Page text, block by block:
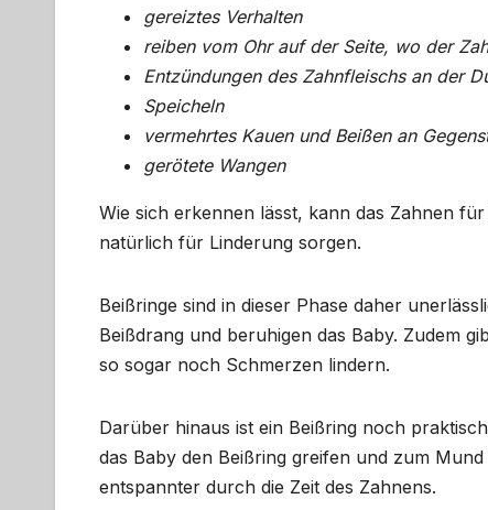
gereiztes Verhalten
reiben vom Ohr auf der Seite, wo der
Entzündungen des Zahnfleischs an der
Speicheln
vermehrtes Kauen und Beißen an
gerötete Wangen
Wie sich erkennen lässt, kann das Zahnen
natürlich für Linderung sorgen.
Beißringe sind in dieser Phase daher
Beißdrang und beruhigen das Baby. Zudem
so sogar noch Schmerzen lindern.
Darüber hinaus ist ein Beißring noch
das Baby den Beißring greifen und zum
entspannter durch die Zeit des Zahnens.